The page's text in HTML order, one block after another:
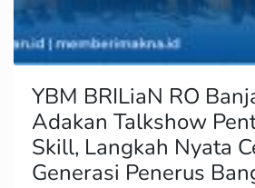
YBM BRILiaN RO
Adakan Talkshow
Skill, Langkah Nyata
Generasi Penerus